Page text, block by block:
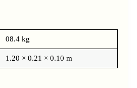
08.4 kg
1.20 × 0.21 × 0.10 m